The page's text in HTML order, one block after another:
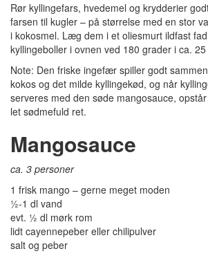
Rør kyllingefars, hvedemel og krydderier
farsen til kugler – på størrelse med en stor
i kokosmel. Læg dem i et oliesmurt ildfast
kyllingeboller i ovnen ved 180 grader i ca.
Note: Den friske ingefær spiller godt
kokos og det milde kyllingekød, og når
serveres med den søde mangosauce,
let sødmefuld ret.
Mangosauce
ca. 3 personer
1 frisk mango – gerne meget moden
½-1 dl vand
evt. ½ dl mørk rom
lidt cayennepeber eller chilipulver
salt og peber